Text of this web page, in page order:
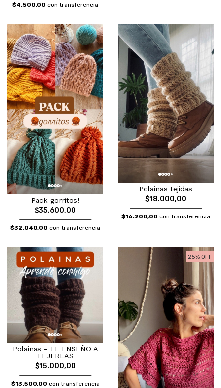
$4.500,00 con transferencia
Pack gorritos!
$35.600,00
$32.040,00 con transferencia
Polainas tejidas
$18.000,00
$16.200,00 con transferencia
Polainas - TE ENSEÑO A
TEJERLAS
$15.000,00
$13.500,00 con transferencia
25% OFF